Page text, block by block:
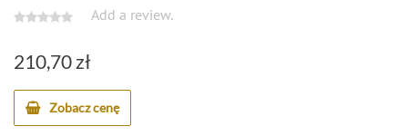
Add a review.
210,70 zł
Zobacz cenę